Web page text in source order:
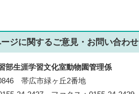
ジに関するご意見・お問い合わせ
部生涯学習文化室動物園管理係
帯広市緑ヶ丘2番地